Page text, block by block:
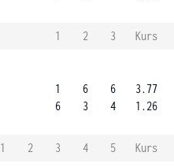
1 2 3
Kurs
1
6
6
3
6
4
3.77
1.26
1 2 3 4 5
Kurs